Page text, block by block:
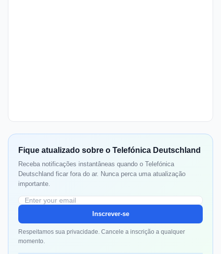
Fique atualizado sobre o Telefónica Deutschland
Receba notificações instantâneas quando o Telefónica
Deutschland ficar fora do ar. Nunca perca uma atualização
importante.
Inscrever-se
Respeitamos sua privacidade. Cancele a inscrição a qualquer
momento.